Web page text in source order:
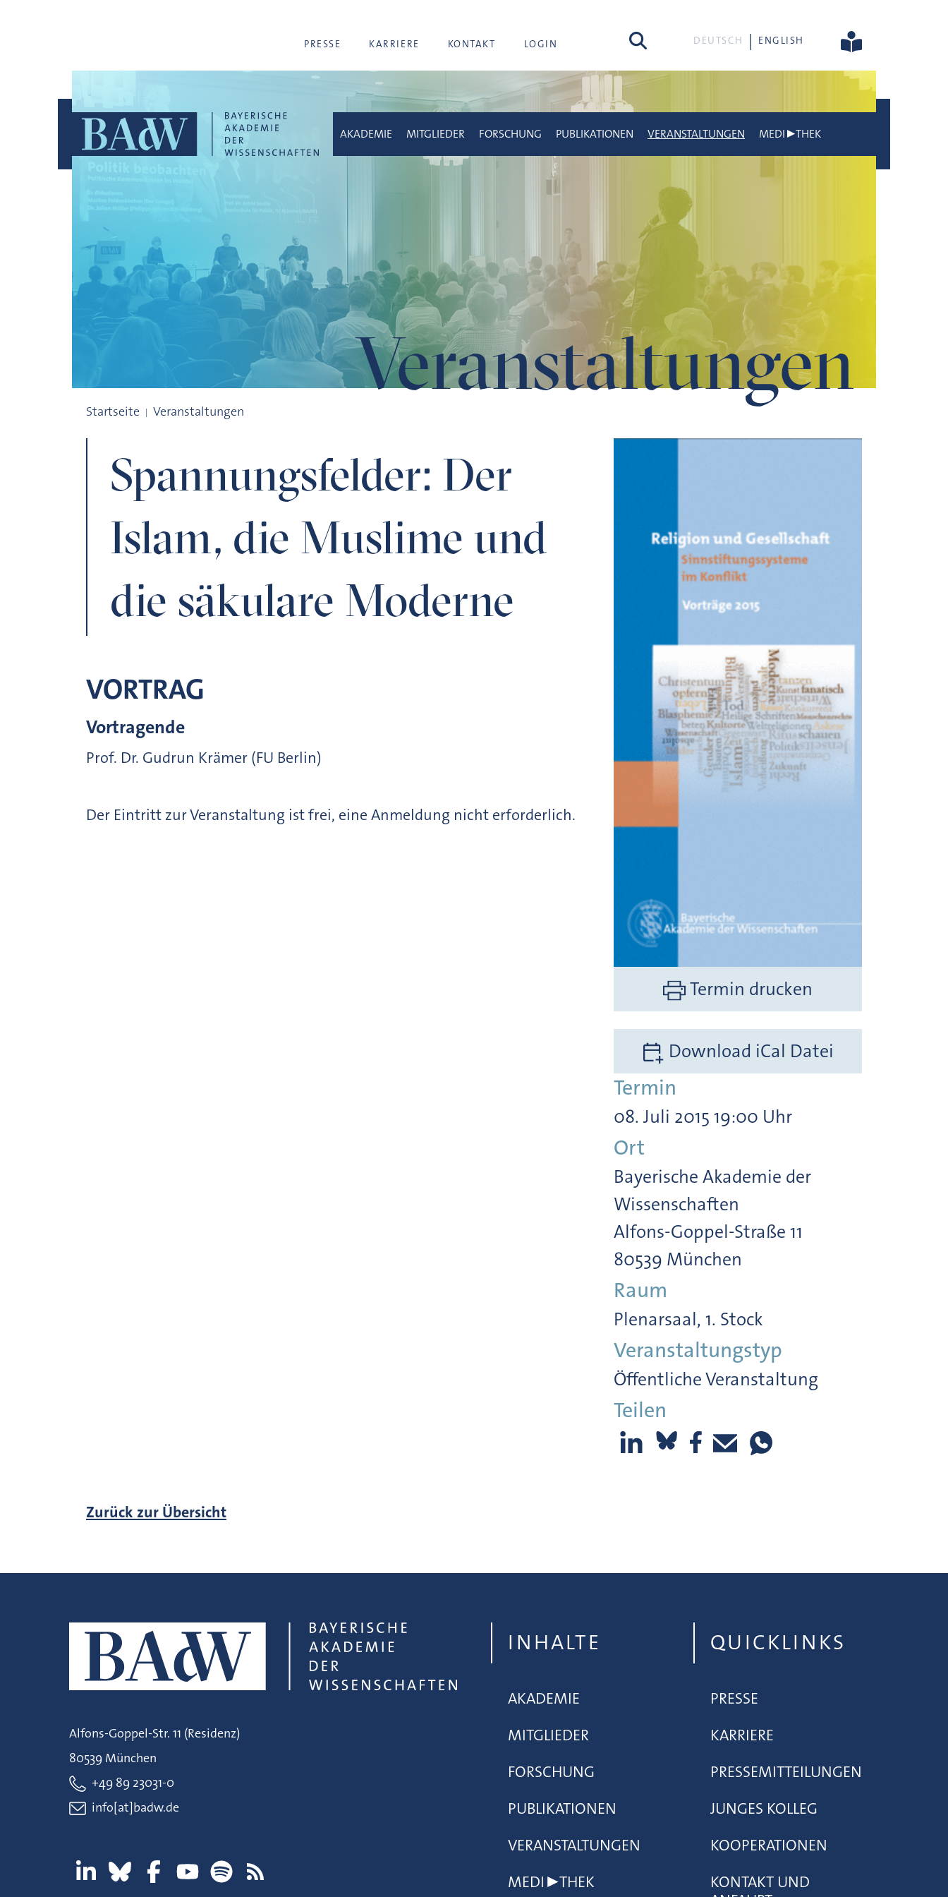
PRESSE KARRIERE KONTAKT LOGIN Suche DEUTSCH ENGLISH
Veranstaltungen
AKADEMIE MITGLIEDER FORSCHUNG PUBLIKATIONEN VERANSTALTUNGEN MEDI▶THEK
Startseite Veranstaltungen
Spannungsfelder: Der
Islam, die Muslime und
die säkulare Moderne
VORTRAG
Vortragende
Prof. Dr. Gudrun Krämer (FU Berlin)
Der Eintritt zur Veranstaltung ist frei, eine Anmeldung nicht erforderlich.
Termin drucken
Download iCal Datei
Termin
08. Juli 2015 19:00 Uhr
Ort
Bayerische Akademie der
Wissenschaften
Alfons-Goppel-Straße 11
80539 München
Raum
Plenarsaal, 1. Stock
Veranstaltungstyp
Öffentliche Veranstaltung
Teilen
Zurück zur Übersicht
Alfons-Goppel-Str. 11 (Residenz)
80539 München
+49 89 23031-0
info[at]badw.de
INHALTE
AKADEMIE
MITGLIEDER
FORSCHUNG
PUBLIKATIONEN
VERANSTALTUNGEN
MEDI▶THEK
QUICKLINKS
PRESSE
KARRIERE
PRESSEMITTEILUNGEN
JUNGES KOLLEG
KOOPERATIONEN
KONTAKT UND